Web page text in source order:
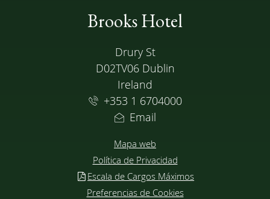
DIRECCIÓN
Brooks Hotel
Drury St
D02TV06 Dublin
Ireland
+353 1 6704000
Email
Mapa web
Política de Privacidad
Escala de Cargos Máximos
Preferencias de Cookies